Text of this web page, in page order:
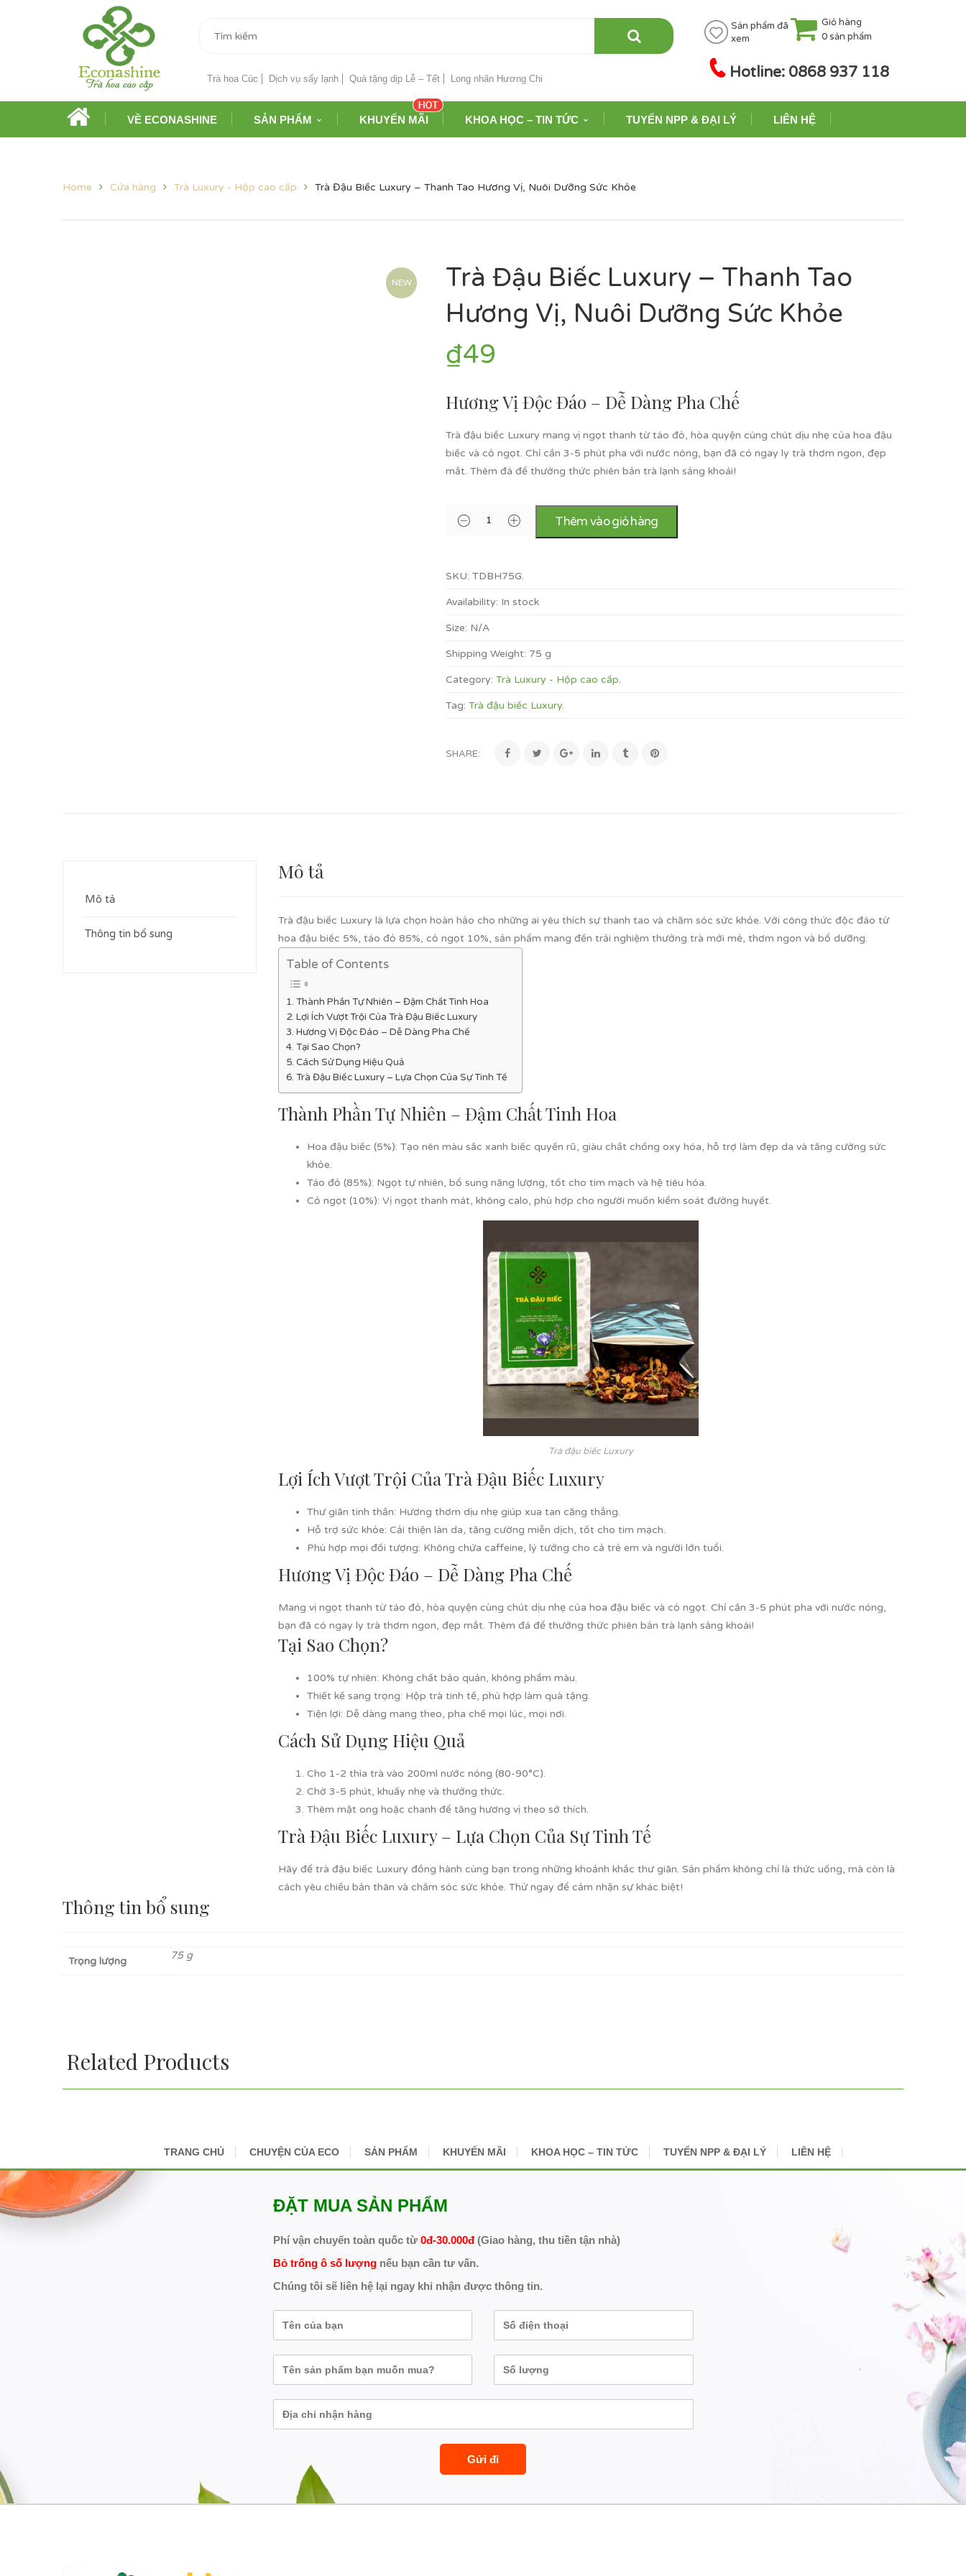
Trà hoa Cúc Dịch vụ sấy lạnh Quà tặng dịp Lễ – Tết Long nhãn Hương Chi
Sản phẩm đã
xem
Giỏ hàng
0 sản phẩm
Hotline: 0868 937 118
VỀ ECONASHINE SẢN PHẨM KHUYẾN MÃI KHOA HỌC – TIN TỨC TUYỂN NPP & ĐẠI LÝ LIÊN HỆ
Home Cửa hàng Trà Luxury - Hộp cao cấp Trà Đậu Biếc Luxury – Thanh Tao Hương Vị, Nuôi Dưỡng Sức Khỏe
NEW
Trà Đậu Biếc Luxury – Thanh Tao
Hương Vị, Nuôi Dưỡng Sức Khỏe
₫49
Hương Vị Độc Đáo – Dễ Dàng Pha Chế
Trà đậu biếc Luxury mang vị ngọt thanh từ táo đỏ, hòa quyện cùng chút dịu nhẹ của hoa đậu
biếc và cỏ ngọt. Chỉ cần 3-5 phút pha với nước nóng, bạn đã có ngay ly trà thơm ngon, đẹp
mắt. Thêm đá để thưởng thức phiên bản trà lạnh sảng khoái!
Thêm vào giỏ hàng
SKU: TDBH75G.
Availability: In stock
Size: N/A
Shipping Weight: 75 g
Category: Trà Luxury - Hộp cao cấp.
Tag: Trà đậu biếc Luxury.
SHARE:
Mô tả
Thông tin bổ sung
Mô tả
Trà đậu biếc Luxury là lựa chọn hoàn hảo cho những ai yêu thích sự thanh tao và chăm sóc sức khỏe. Với công thức độc đáo từ
hoa đậu biếc 5%, táo đỏ 85%, cỏ ngọt 10%, sản phẩm mang đến trải nghiệm thưởng trà mới mẻ, thơm ngon và bổ dưỡng.
Table of Contents
Thành Phần Tự Nhiên – Đậm Chất Tinh Hoa
Lợi Ích Vượt Trội Của Trà Đậu Biếc Luxury
Hương Vị Độc Đáo – Dễ Dàng Pha Chế
Tại Sao Chọn?
Cách Sử Dụng Hiệu Quả
Trà Đậu Biếc Luxury – Lựa Chọn Của Sự Tinh Tế
Thành Phần Tự Nhiên – Đậm Chất Tinh Hoa
Hoa đậu biếc (5%): Tạo nên màu sắc xanh biếc quyến rũ, giàu chất chống oxy hóa, hỗ trợ làm đẹp da và tăng cường sức
khỏe.
Táo đỏ (85%): Ngọt tự nhiên, bổ sung năng lượng, tốt cho tim mạch và hệ tiêu hóa.
Cỏ ngọt (10%): Vị ngọt thanh mát, không calo, phù hợp cho người muốn kiểm soát đường huyết.
Trà đậu biếc Luxury
Lợi Ích Vượt Trội Của Trà Đậu Biếc Luxury
Thư giãn tinh thần: Hương thơm dịu nhẹ giúp xua tan căng thẳng.
Hỗ trợ sức khỏe: Cải thiện làn da, tăng cường miễn dịch, tốt cho tim mạch.
Phù hợp mọi đối tượng: Không chứa caffeine, lý tưởng cho cả trẻ em và người lớn tuổi.
Hương Vị Độc Đáo – Dễ Dàng Pha Chế
Mang vị ngọt thanh từ táo đỏ, hòa quyện cùng chút dịu nhẹ của hoa đậu biếc và cỏ ngọt. Chỉ cần 3-5 phút pha với nước nóng,
bạn đã có ngay ly trà thơm ngon, đẹp mắt. Thêm đá để thưởng thức phiên bản trà lạnh sảng khoái!
Tại Sao Chọn?
100% tự nhiên: Không chất bảo quản, không phẩm màu.
Thiết kế sang trọng: Hộp trà tinh tế, phù hợp làm quà tặng.
Tiện lợi: Dễ dàng mang theo, pha chế mọi lúc, mọi nơi.
Cách Sử Dụng Hiệu Quả
Cho 1-2 thìa trà vào 200ml nước nóng (80-90°C).
Chờ 3-5 phút, khuấy nhẹ và thưởng thức.
Thêm mật ong hoặc chanh để tăng hương vị theo sở thích.
Trà Đậu Biếc Luxury – Lựa Chọn Của Sự Tinh Tế
Hãy để trà đậu biếc Luxury đồng hành cùng bạn trong những khoảnh khắc thư giãn. Sản phẩm không chỉ là thức uống, mà còn là
cách yêu chiều bản thân và chăm sóc sức khỏe. Thử ngay để cảm nhận sự khác biệt!
Thông tin bổ sung
Trọng lượng 75 g
Related Products
TRANG CHỦ CHUYỆN CỦA ECO SẢN PHẨM KHUYẾN MÃI KHOA HỌC – TIN TỨC TUYỂN NPP & ĐẠI LÝ LIÊN HỆ
ĐẶT MUA SẢN PHẨM
Phí vận chuyển toàn quốc từ 0đ-30.000đ(Giao hàng, thu tiền tận nhà)
Bỏ trống ô số lượngnếu bạn cần tư vấn.
Chúng tôi sẽ liên hệ lại ngay khi nhận được thông tin.